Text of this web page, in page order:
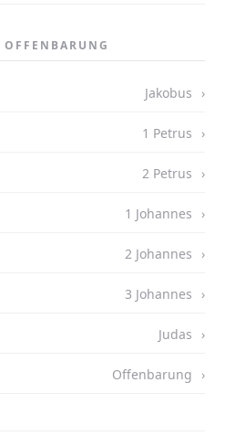
Jakobus
1 Petrus
2 Petrus
1 Johannes
2 Johannes
3 Johannes
Judas
Offenbarung